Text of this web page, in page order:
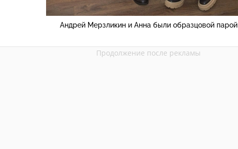
Андрей Мерзликин и Анна были образцовой парой